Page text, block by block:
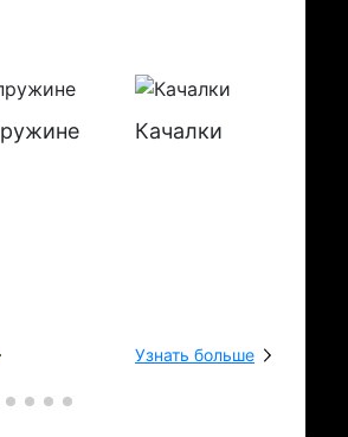
Качалки
Узнать больше